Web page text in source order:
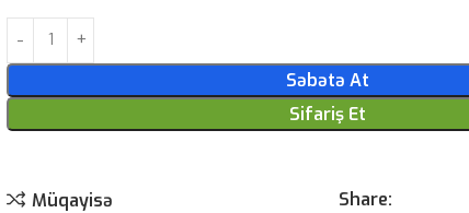
Səbətə At
Sifariş Et
Müqayisə
Share: